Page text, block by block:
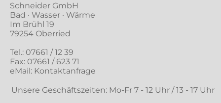
Schneider GmbH
Bad · Wasser · Wärme
Im Brühl 19
79254 Oberried
Tel.: 07661 / 12 39
Fax: 07661 / 623 71
eMail: Kontaktanfrage
Unsere Geschäftszeiten: Mo-Fr 7 - 12 Uhr / 13 - 17 Uhr